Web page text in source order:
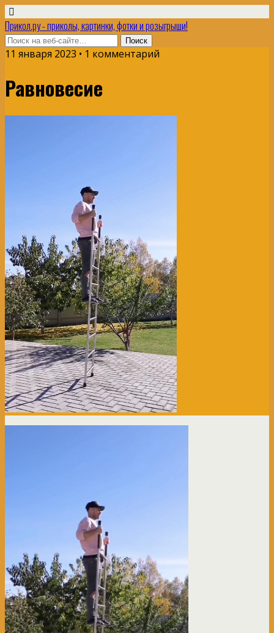
Прикол.ру - приколы, картинки, фотки и розыгрыши!
11 января 2023 • 1 комментарий
Равновесие